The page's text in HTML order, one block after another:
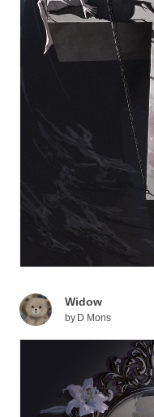
Widow
by D Mons